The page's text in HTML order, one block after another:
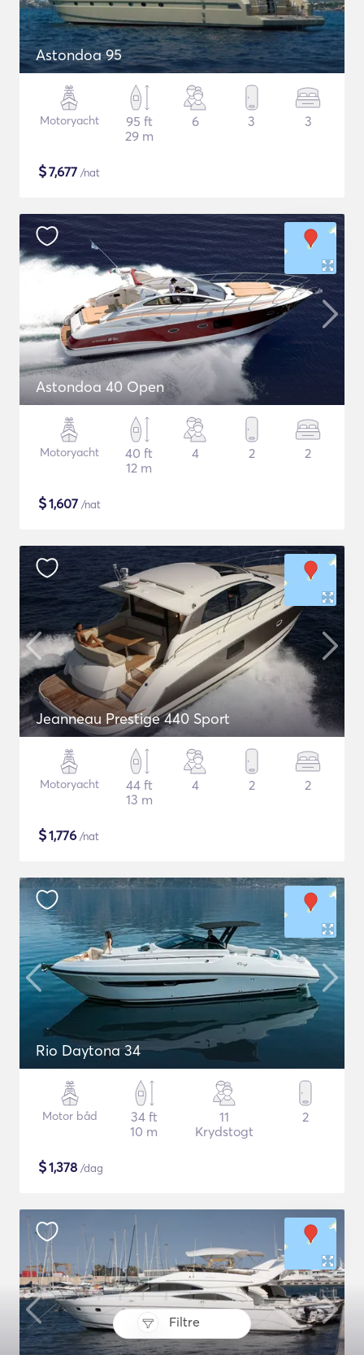
Filtre
Astondoa 95
Motoryacht
95 ft
29 m
6 3 3
$7,677 /nat
Astondoa 40 Open
Motoryacht
40 ft
12 m
4 2 2
$1,607 /nat
Jeanneau Prestige 440 Sport
Motoryacht
44 ft
13 m
4 2 2
$1,776 /nat
Rio Daytona 34
Motor båd
34 ft
10 m
11
Krydstogt
2
$1,378 /dag